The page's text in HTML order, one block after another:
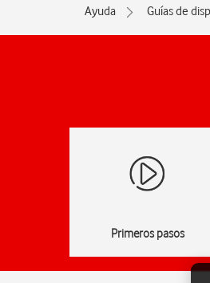
Ayuda Guías de
Primeros pasos